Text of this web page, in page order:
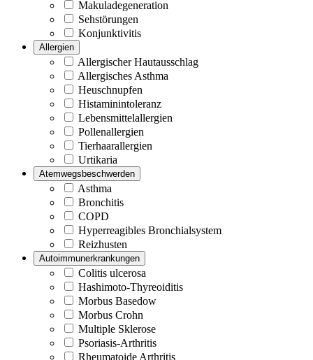
Makuladegeneration
Sehstörungen
Konjunktivitis
Allergien
Allergischer Hautausschlag
Allergisches Asthma
Heuschnupfen
Histaminintoleranz
Lebensmittelallergien
Pollenallergien
Tierhaarallergien
Urtikaria
Atemwegsbeschwerden
Asthma
Bronchitis
COPD
Hyperreagibles Bronchialsystem
Reizhusten
Autoimmunerkrankungen
Colitis ulcerosa
Hashimoto-Thyreoiditis
Morbus Basedow
Morbus Crohn
Multiple Sklerose
Psoriasis-Arthritis
Rheumatoide Arthritis